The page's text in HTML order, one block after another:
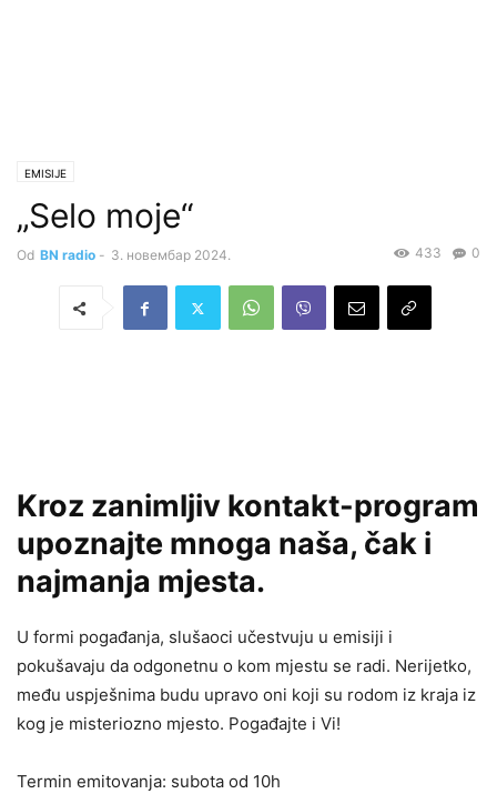
EMISIJE
„Selo moje“
Od BN radio - 3. новембар 2024. 0
433
Kroz zanimljiv kontakt-program
upoznajte mnoga naša, čak i
najmanja mjesta.
U formi pogađanja, slušaoci učestvuju u emisiji i
pokušavaju da odgonetnu o kom mjestu se radi. Nerijetko,
među uspješnima budu upravo oni koji su rodom iz kraja iz
kog je misteriozno mjesto. Pogađajte i Vi!
Termin emitovanja: subota od 10h